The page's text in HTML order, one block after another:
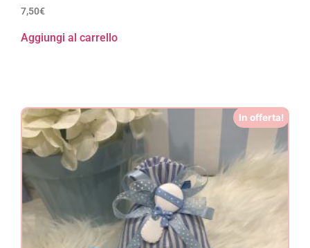
7,50€
Aggiungi al carrello
In offerta!